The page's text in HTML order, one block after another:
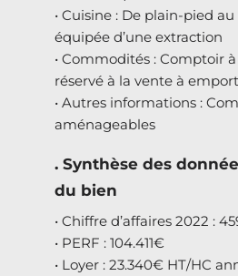
• Cuisine : De plain-pied
équipée d’une extraction
• Commodités : Comptoir
réservé à la vente à
• Autres informations :
aménageables
. Synthèse des
du bien
• Chiffre d’affaires 2022 :
• PERF : 104.411€
• Loyer : 23.340€ HT/HC